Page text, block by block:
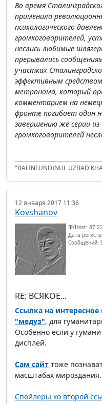
Во время
применила
психологического
громкоговорителей,
неслись любимые
прерывались
участках
эффективным
метронома, который
комментарием на
фронте погибает один
завершению же серии
громкоговорителей
"BALINFUNDINUL UZBAD
12 января 2017 11:36
Kovshanov
IP/Host:
Дата
Сообщений:
RE: ВСЯКОЕ...
Ссылка на
"медуз", для
Особенно если у
дисплей.
Сам сайт тоже
масштабах мироздания.
Спойлеры ко второй